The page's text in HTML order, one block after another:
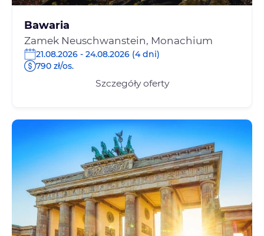
Bawaria
Zamek Neuschwanstein, Monachium
21.08.2026 - 24.08.2026 (4 dni)
790 zł/os.
Szczegóły oferty